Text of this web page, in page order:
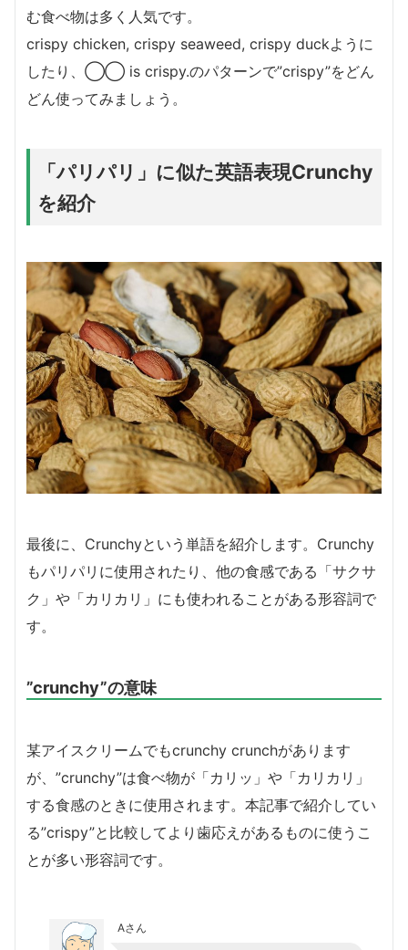
む食べ物は多く人気です。
crispy chicken, crispy seaweed, crispy duckように
したり、◯◯ is crispy.のパターンで”crispy”をどん
どん使ってみましょう。
「パリパリ」に似た英語表現Crunchy
を紹介
最後に、Crunchyという単語を紹介します。Crunchy
もパリパリに使用されたり、他の食感である「サクサ
ク」や「カリカリ」にも使われることがある形容詞で
す。
”crunchy”の意味
某アイスクリームでもcrunchy crunchがあります
が、”crunchy”は食べ物が「カリッ」や「カリカリ」
する食感のときに使用されます。本記事で紹介してい
る”crispy”と比較してより歯応えがあるものに使うこ
とが多い形容詞です。
Aさん